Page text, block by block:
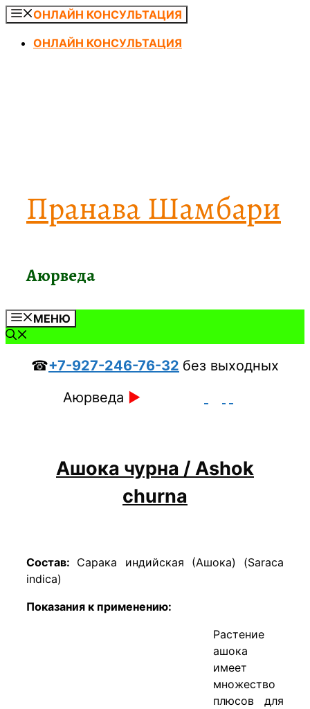
Перейти
содержимому
ОНЛАЙН КОНСУЛЬТАЦИЯ
ОНЛАЙН КОНСУЛЬТАЦИЯ
Пранава Шамбари
Аюрведа
МЕНЮ
☎+7-927-246-76-32 без выходных
Аюрведа ►
Ашока чурна / Ashok
churna
Состав: Сарака индийская (Ашока) (Saraca
indica)
Показания к применению:
​Растение
ашока
имеет
множество
плюсов для